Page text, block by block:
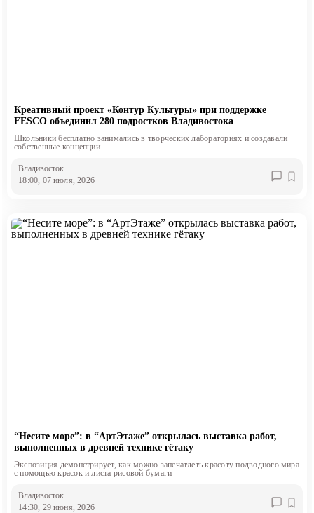
Креативный проект «Контур Культуры» при поддержке
FESCO объединил 280 подростков Владивостока
Школьники бесплатно занимались в творческих лабораториях и создавали
собственные концепции
Владивосток
18:00, 07 июля, 2026
“Несите море”: в “АртЭтаже” открылась выставка работ,
выполненных в древней технике гётаку
Экспозиция демонстрирует, как можно запечатлеть красоту подводного мира
с помощью красок и листа рисовой бумаги
Владивосток
14:30, 29 июня, 2026